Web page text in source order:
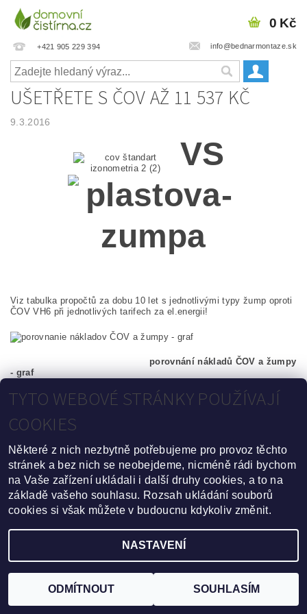
+421 905 229 394 info@bednarmontaze.sk
0 Kč
UŠETŘETE S ČOV AŽ 11 537 KČ
9.3.2016
VS
Viz tabulka propočtů za dobu 10 let s jednotlivými typy žump oproti
ČOV VH6 při jednotlivých tarifech za el.energii!
porovnání nákladů ČOV a žumpy
- graf
Z tabulky vyplývá rozdíl nákladů ( vstupních provozních) mezi
plastovou
samonosnou žumpou a ČOV VH6 při tarifu DD6 rozdíl
4277 € za období
PŘEDCHOZÍ ČLÁNEK DALŠÍ ČLÁNEK
2026 ©Domovní Čistírna.cz, všechna práva vyhrazenaUpravit nastavení cookies
Vytvořil Shoptet
TYTO WEBOVÉ STRÁNKY POUŽÍVAJÍ
COOKIES
Některé z nich nezbytně potřebujeme pro provoz těchto
stránek a bez nich se neobejdeme, nicméně rádi bychom
na Vaše zařízení ukládali i další druhy cookies, a to na
základě vašeho souhlasu. Rozsah ukládání souborů
cookies si však můžete v budoucnu kdykoliv změnit.
NASTAVENÍ
ODMÍTNOUT SOUHLASÍM